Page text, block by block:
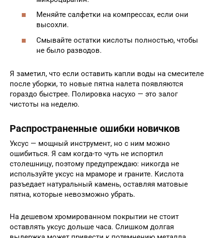
Меняйте салфетки на компрессах, если они
высохли.
Смывайте остатки кислоты полностью, чтобы
не было разводов.
Я заметил, что если оставить капли воды на смесителе
после уборки, то новые пятна налета появляются
гораздо быстрее. Полировка насухо — это залог
чистоты на неделю.
Распространенные ошибки новичков
Уксус — мощный инструмент, но с ним можно
ошибиться. Я сам когда-то чуть не испортил
столешницу, поэтому предупреждаю: никогда не
используйте уксус на мраморе и граните. Кислота
разъедает натуральный камень, оставляя матовые
пятна, которые невозможно убрать.
На дешевом хромированном покрытии не стоит
оставлять уксус дольше часа. Слишком долгая